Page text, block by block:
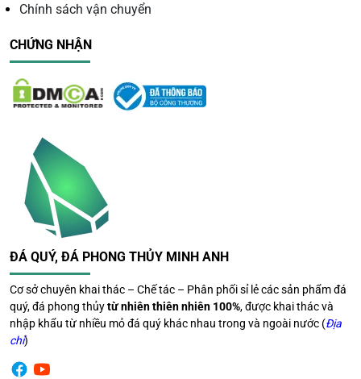
Chính sách vận chuyển
CHỨNG NHẬN
ĐÁ QUÝ, ĐÁ PHONG THỦY MINH ANH
Cơ sở chuyên khai thác – Chế tác – Phân phối sỉ lẻ các sản phẩm đá
quý, đá phong thủytừ nhiên thiên nhiên 100%, được khai thác và
nhập khẩu từ nhiều mỏ đá quý khác nhau trong và ngoài nước (Địa
chỉ)